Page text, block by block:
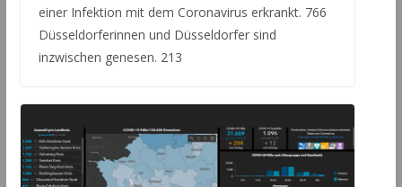
einer Infektion mit dem Coronavirus erkrankt. 766
Düsseldorferinnen und Düsseldorfer sind
inzwischen genesen. 213